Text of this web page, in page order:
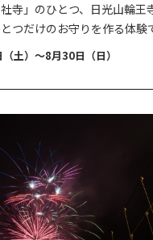
リン』地元演歌歌手 歌
』ライブショー
泊施設
五龍王神社参道大鳥居前
泉 くろがね橋周辺
8年)、龍王祭の花
承ください。
寺」のひとつ、日光山輪王
つだけのお守りを作る体験
ん、お守りのパッケージや
で、開始時間の5分前までに
中毎日開催します。
観いただけます。歴史解説
。
土）～8月30日（日）